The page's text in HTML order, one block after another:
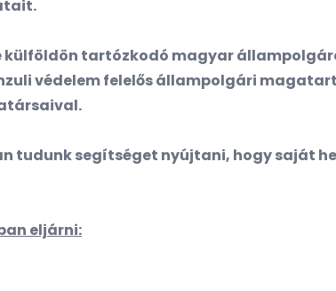
külföldön tartózkodó magyar
védelem felelős állampolgári
tudunk segítséget nyújtani, hogy saját
eljárni: